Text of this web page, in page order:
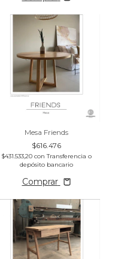
Mesa Friends
$616.476
$431.533,20 con Transferencia o
depósito bancario
Comprar